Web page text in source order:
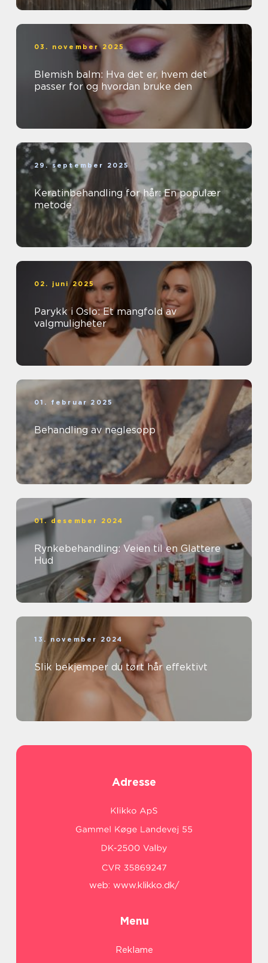
03. november 2025
Blemish balm: Hva det er, hvem det
passer for og hvordan bruke den
29. september 2025
Keratinbehandling for hår: En populær
metode
02. juni 2025
Parykk i Oslo: Et mangfold av
valgmuligheter
01. februar 2025
Behandling av neglesopp
01. desember 2024
Rynkebehandling: Veien til en Glattere
Hud
13. november 2024
Slik bekjemper du tørt hår effektivt
Adresse
web: www.klikko.dk/
Menu
Reklame